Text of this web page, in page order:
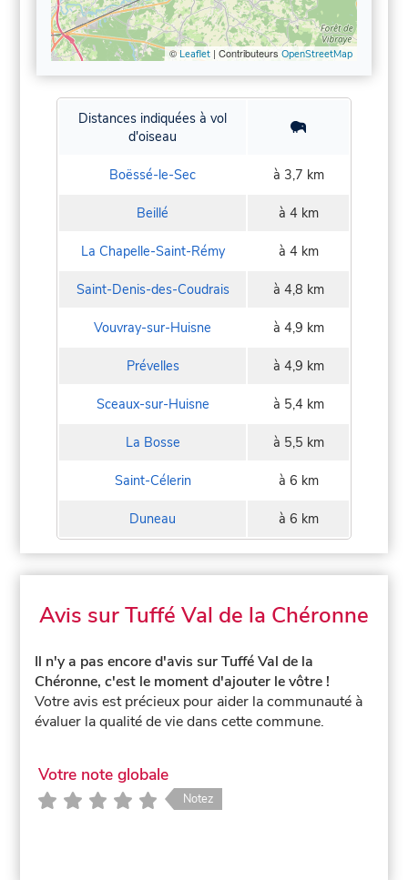
© Leaflet| Contributeurs OpenStreetMap
Distances indiquées à vol
d'oiseau
Boëssé-le-Sec à 3,7 km
Beillé à 4 km
La Chapelle-Saint-Rémy à 4 km
Saint-Denis-des-Coudrais à 4,8 km
Vouvray-sur-Huisne à 4,9 km
Prévelles à 4,9 km
Sceaux-sur-Huisne à 5,4 km
La Bosse à 5,5 km
Saint-Célerin à 6 km
Duneau à 6 km
Avis sur Tuffé Val de la Chéronne
Il n'y a pas encore d'avis sur Tuffé Val de la
Chéronne, c'est le moment d'ajouter le vôtre !
Votre avis est précieux pour aider la communauté à
évaluer la qualité de vie dans cette commune.
Votre note globale
Notez